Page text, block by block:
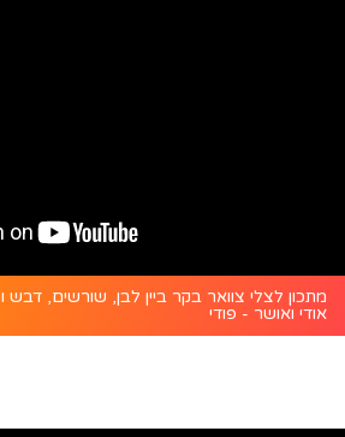
מתכון לצלי צוואר בקר ביין לבן, שורשים, דבש
אודי ואושר - פודי